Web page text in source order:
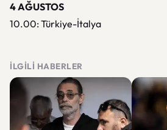
4 AĞUSTOS
10.00: Türkiye-İtalya
İLGILI HABERLER